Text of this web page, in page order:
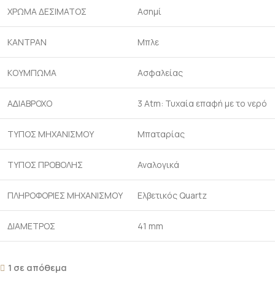
ΧΡΩΜΑ ΔΕΣΙΜΑΤΟΣ Ασημί
ΚΑΝΤΡΑΝ Μπλε
ΚΟΥΜΠΩΜΑ Ασφαλείας
Α∆ΙΑΒΡΟΧΟ 3 Atm: Τυχαία επαφή με το νερό
ΤΥΠΟΣ ΜΗΧΑΝΙΣΜΟΥ Μπαταρίας
ΤΥΠΟΣ ΠΡΟΒΟΛΗΣ Αναλογικά
ΠΛΗΡΟΦΟΡΙΕΣ ΜΗΧΑΝΙΣΜΟΥ Ελβετικός Quartz
ΔΙΑΜΕΤΡΟΣ 41 mm
1 σε απόθεμα